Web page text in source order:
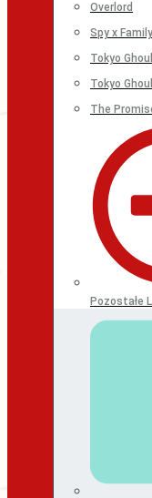
Overlord
Spy x Family
Tokyo Ghoul
Tokyo
The
Pozostałe